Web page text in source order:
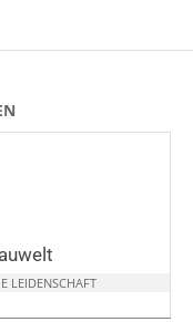
LEIDENSCHAFT